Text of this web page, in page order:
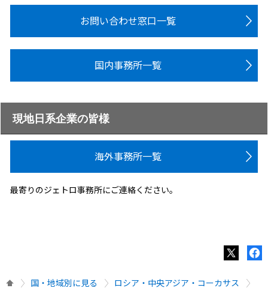
お問い合わせ窓口一覧
国内事務所一覧
現地日系企業の皆様
海外事務所一覧
最寄りのジェトロ事務所にご連絡ください。
国・地域別に見る
ロシア・中央アジア・コーカサス